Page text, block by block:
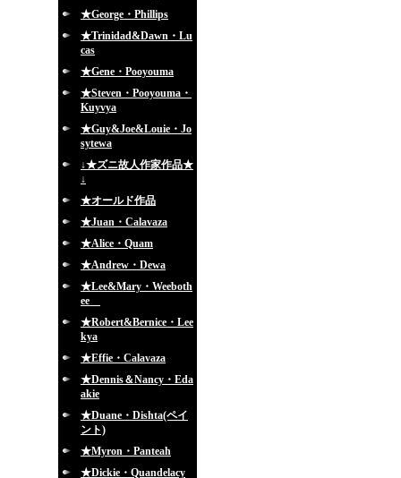
★George・Phillips
★Trinidad&Dawn・Lu
cas
★Gene・Pooyouma
★Steven・Pooyouma・
Kuyvya
★Guy&Joe&Louie・Jo
sytewa
↓★ズニ故人作家作品★
↓
★オールド作品
★Juan・Calavaza
★Alice・Quam
★Andrew・Dewa
★Lee&Mary・Weeboth
ee
★Robert&Bernice・Lee
kya
★Effie・Calavaza
★Dennis＆Nancy・Eda
akie
★Duane・Dishta(ペイ
ント)
★Myron・Panteah
★Dickie・Quandelacy